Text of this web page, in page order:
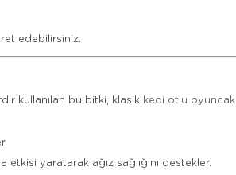
edebilirsiniz.
kullanılan bu bitki, klasik kedi otlu oyuncak
yaratarak ağız sağlığını destekler.